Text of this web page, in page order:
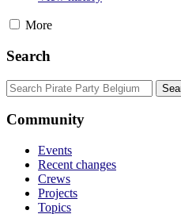
More
Search
Community
Events
Recent changes
Crews
Projects
Topics